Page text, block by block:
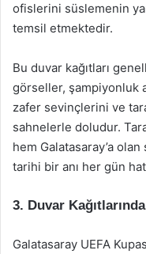
ofislerini süslemenin
temsil etmektedir.
Bu duvar kağıtları
görseller, şampiyonluk
zafer sevinçlerini ve
sahnelerle doludur.
hem Galatasaray’a
tarihi bir anı her gün
3. Duvar
Galatasaray UEFA